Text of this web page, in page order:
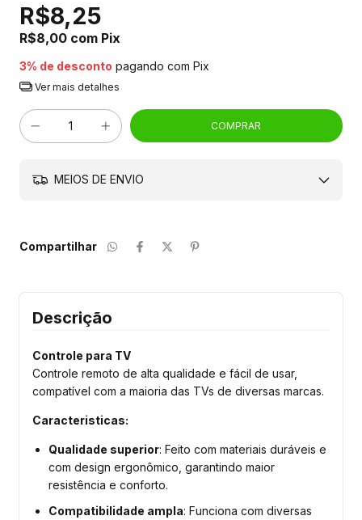
R$8,25
R$8,00 com Pix
3% de desconto pagando com Pix
Ver mais detalhes
MEIOS DE ENVIO
Compartilhar
Descrição
Controle para TV
Controle remoto de alta qualidade e fácil de usar,
compatível com a maioria das TVs de diversas marcas.
Caracteristicas:
Qualidade superior: Feito com materiais duráveis e
com design ergonômico, garantindo maior
resistência e conforto.
Compatibilidade ampla: Funciona com diversas